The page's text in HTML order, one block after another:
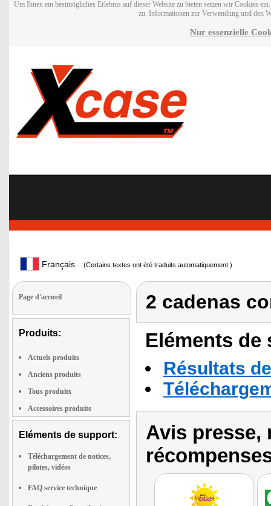
Um Ihnen ein bestmögliches Erlebnis auf dieser Website zu bieten setzen wir Cookies
zu. Informationen zur Verwendung und den
Nur essenzielle
Français (Certains textes ont été traduits automatiquement.)
Page d'accueil
Produits:
Actuels produits
Anciens produits
Tous produits
Accessoires produits
Eléments de support:
Téléchargement de notices,
pilotes, vidéos
FAQ service technique
2 cadenas
Eléments
Résultats
Avis presse,